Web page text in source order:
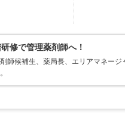
修で管理薬剤師へ！
師候補生、薬局長、エリアマネー